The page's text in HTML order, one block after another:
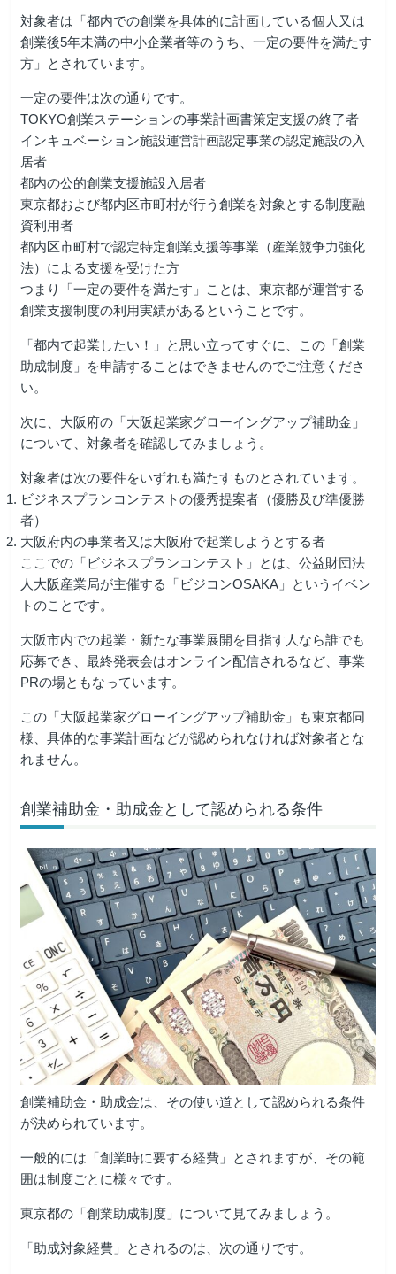
対象者は「都内での創業を具体的に計画している個人又は
創業後5年未満の中小企業者等のうち、一定の要件を満たす
方」とされています。
一定の要件は次の通りです。
TOKYO創業ステーションの事業計画書策定支援の終了者
インキュベーション施設運営計画認定事業の認定施設の入
居者
都内の公的創業支援施設入居者
東京都および都内区市町村が行う創業を対象とする制度融
資利用者
都内区市町村で認定特定創業支援等事業（産業競争力強化
法）による支援を受けた方
つまり「一定の要件を満たす」ことは、東京都が運営する
創業支援制度の利用実績があるということです。
「都内で起業したい！」と思い立ってすぐに、この「創業
助成制度」を申請することはできませんのでご注意くださ
い。
次に、大阪府の「大阪起業家グローイングアップ補助金」
について、対象者を確認してみましょう。
対象者は次の要件をいずれも満たすものとされています。
ビジネスプランコンテストの優秀提案者（優勝及び準優勝
者）
大阪府内の事業者又は大阪府で起業しようとする者
ここでの「ビジネスプランコンテスト」とは、公益財団法
人大阪産業局が主催する「ビジコンOSAKA」というイベン
トのことです。
大阪市内での起業・新たな事業展開を目指す人なら誰でも
応募でき、最終発表会はオンライン配信されるなど、事業
PRの場ともなっています。
この「大阪起業家グローイングアップ補助金」も東京都同
様、具体的な事業計画などが認められなければ対象者とな
れません。
創業補助金・助成金として認められる条件
創業補助金・助成金は、その使い道として認められる条件
が決められています。
一般的には「創業時に要する経費」とされますが、その範
囲は制度ごとに様々です。
東京都の「創業助成制度」について見てみましょう。
「助成対象経費」とされるのは、次の通りです。